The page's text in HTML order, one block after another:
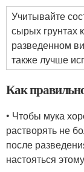
Учитывайте
сырых грунтах
разведенном
также лучше
Как
• Чтобы мука
растворять не
после
настояться